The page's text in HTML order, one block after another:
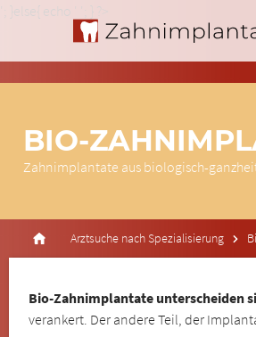
'; }else{ echo '
'; } ?>
BIO-
Zahnimplantate aus biologisch-
Arztsuche nach Spezialisierung
Bio-Zahnimplantate unterscheiden
verankert. Der andere Teil, der